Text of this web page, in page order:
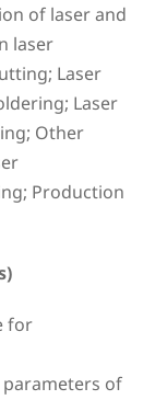
of laser and
laser
Laser
Laser
Other
Production
for
of